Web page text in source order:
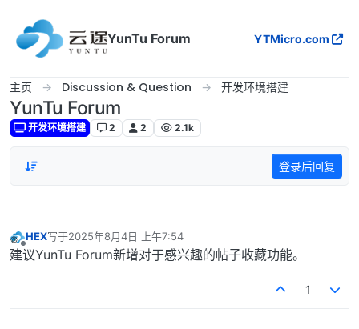
YunTu Forum
YTMicro.com
主页 Discussion & Question 开发环境搭建
YunTu Forum
开发环境搭建 2 2 2.1k
登录后回复
离线
HEX写于2025年8月4日 上午7:54
最后由 编辑
建议YunTu Forum新增对于感兴趣的帖子收藏功能。
1